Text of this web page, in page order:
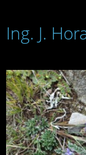
Ing. J.